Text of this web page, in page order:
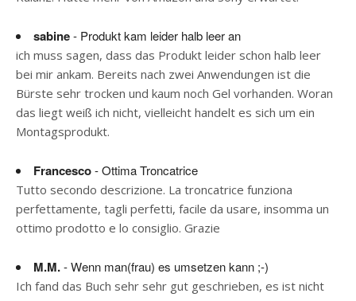
sabine- Produkt kam leider halb leer an
ich muss sagen, dass das Produkt leider schon halb leer
bei mir ankam. Bereits nach zwei Anwendungen ist die
Bürste sehr trocken und kaum noch Gel vorhanden. Woran
das liegt weiß ich nicht, vielleicht handelt es sich um ein
Montagsprodukt.
Francesco- Ottima Troncatrice
Tutto secondo descrizione. La troncatrice funziona
perfettamente, tagli perfetti, facile da usare, insomma un
ottimo prodotto e lo consiglio. Grazie
M.M.- Wenn man(frau) es umsetzen kann ;-)
Ich fand das Buch sehr sehr gut geschrieben, es ist nicht